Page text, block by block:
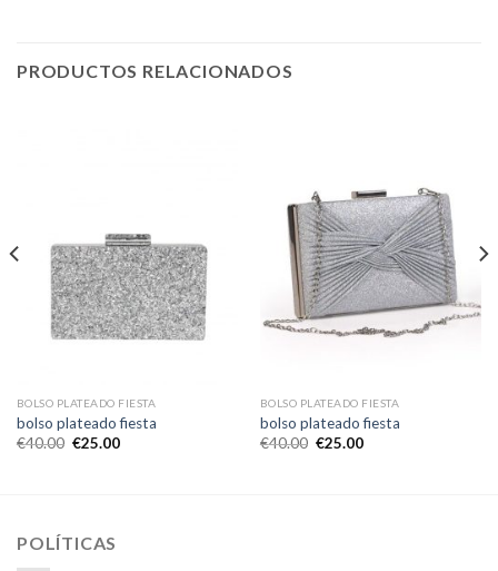
PRODUCTOS RELACIONADOS
BOLSO PLATEADO FIESTA
bolso plateado fiesta
€40.00 €25.00
BOLSO PLATEADO FIESTA
bolso plateado fiesta
€40.00 €25.00
POLÍTICAS